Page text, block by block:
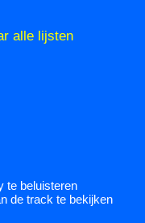
alle lijsten
te beluisteren
de track te bekijken